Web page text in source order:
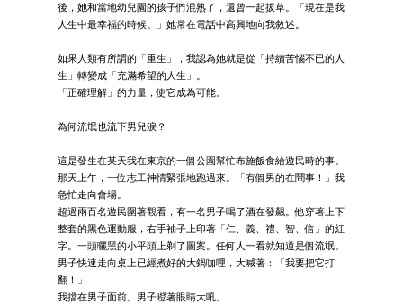
後，她和當地幼兒園的孩子們混熟了，還曾一起拔草。「現在是我
人生中最幸福的時候。」她常在電話中高興地向我敘述。
如果人類有所謂的「重生」，我認為她就是從「持續苦惱不已的人
生」轉變成「充滿希望的人生」。
「正確理解」的力量，使它成為可能。
為何流氓也流下男兒淚？
這是發生在某天我在東京的一個公園幫忙布施飯食給遊民時的事。
那天上午，一位志工神情緊張地跑過來。「有個男的在鬧事！」我
急忙走向會場。
超過兩百名遊民圍著觀看，有一名男子喝了酒在發飆。他穿著上下
整套的黑色運動服，右手袖子上印著「仁、義、禮、智、信」的紅
字。一頭曬黑的小平頭上剃了圖案。任何人一看就知道是個流氓。
男子快速走向桌上已經煮好的大鍋咖哩，大喊著：「我要把它打
翻！」
我擋在男子面前。男子瞪著眼睛大吼。